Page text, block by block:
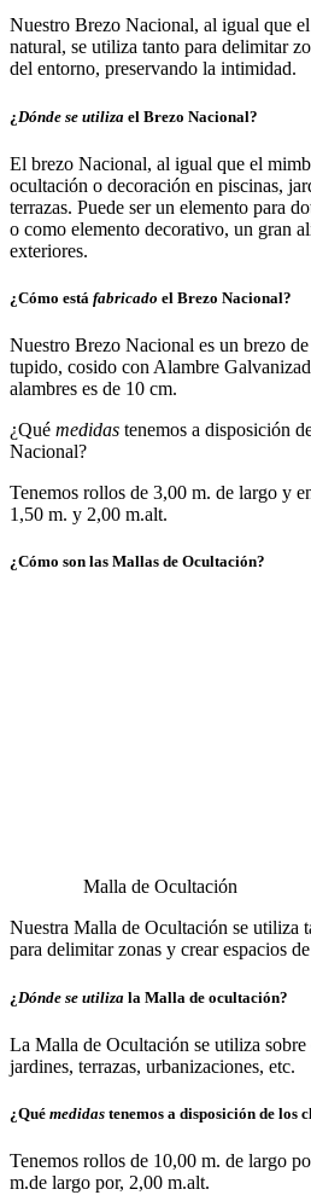
Nuestro Brezo Nacional, al igual que
natural, se utiliza tanto para delimitar
del entorno, preservando la intimidad.
¿ Dónde se utiliza el Brezo Nacional?
El brezo Nacional, al igual que el
ocultación o decoración en piscinas,
terrazas. Puede ser un elemento para
o como elemento decorativo, un gran
exteriores.
¿Cómo está fabricado el Brezo Nacional?
Nuestro Brezo Nacional es un brezo
tupido, cosido con Alambre
alambres es de 10 cm.
¿Qué medidas tenemos a disposición
Nacional?
Tenemos rollos de 3,00 m. de largo y
1,50 m. y 2,00 m.alt.
¿Cómo son las Mallas de Ocultación?
Malla de Ocultación
Nuestra Malla de Ocultación se utiliza
para delimitar zonas y crear espacios
¿ Dónde se utiliza la Malla de ocultación?
La Malla de Ocultación se utiliza sobre
jardines, terrazas, urbanizaciones, etc.
¿Qué medidas tenemos a disposición de los
Tenemos rollos de 10,00 m. de largo
m.de largo por, 2,00 m.alt.